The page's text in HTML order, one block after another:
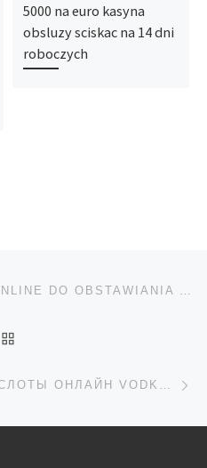
5000 na euro kasyna
obsluzy sciskac na 14 dni
roboczych
ИГРОВЫЕ АВТОМАТЫ И СЛОТЫ ОНЛАЙН VODKA CASINO